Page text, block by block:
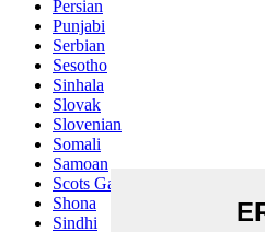
Persian
Punjabi
Serbian
Sesotho
Sinhala
Slovak
Slovenian
Somali
Samoan
Scots Gaelic
Shona
Sindhi